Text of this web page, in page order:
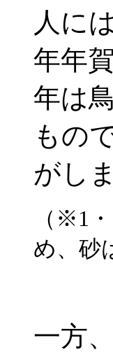
人に
年年
年は
もの
がし
（※1
め、砂
一方